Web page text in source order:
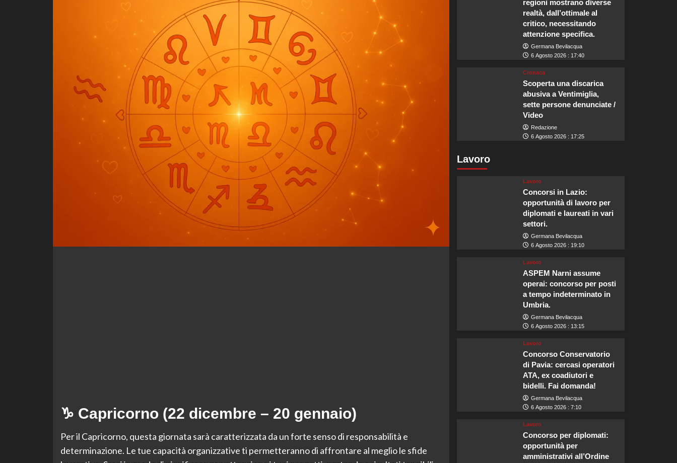
♑ Capricorno (22 dicembre – 20 gennaio)
Per il Capricorno, questa giornata sarà caratterizzata da un forte senso di responsabilità e
determinazione. Le tue capacità organizzative ti permetteranno di affrontare al meglio le sfide
regioni mostrano diverse
realtà, dall’ottimale al
critico, necessitando
attenzione specifica.
Germana Bevilacqua
6 Agosto 2026 : 17:40
Cronaca
Scoperta una discarica
abusiva a Ventimiglia,
sette persone denunciate /
Video
Redazione
6 Agosto 2026 : 17:25
Lavoro
Lavoro
Concorsi in Lazio:
opportunità di lavoro per
diplomati e laureati in vari
settori.
Germana Bevilacqua
6 Agosto 2026 : 19:10
Lavoro
ASPEM Narni assume
operai: concorso per posti
a tempo indeterminato in
Umbria.
Germana Bevilacqua
6 Agosto 2026 : 13:15
Lavoro
Concorso Conservatorio
di Pavia: cercasi operatori
ATA, ex coadiutori e
bidelli. Fai domanda!
Germana Bevilacqua
6 Agosto 2026 : 7:10
Lavoro
Concorso per diplomati:
opportunità per
amministrativi all’Ordine